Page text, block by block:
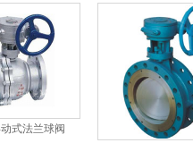
式法兰球阀